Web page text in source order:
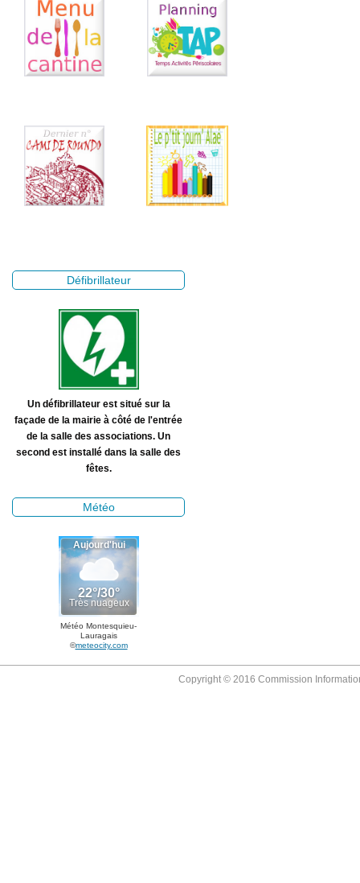
Défibrillateur
Un défibrillateur est situé sur la
façade de la mairie à côté de l'entrée
de la salle des associations. Un
second est installé dans la salle des
fêtes.
Météo
Météo Montesquieu-
Lauragais
©meteocity.com
Copyright © 2016 Commission